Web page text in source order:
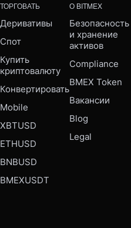
ТОРГОВАТЬ
Деривативы
Спот
Купить
криптовалюту
Конвертировать
Mobile
XBTUSD
ETHUSD
BNBUSD
BMEXUSDT
О BITMEX
Безопасность
и хранение
активов
Compliance
BMEX Token
Вакансии
Blog
Legal